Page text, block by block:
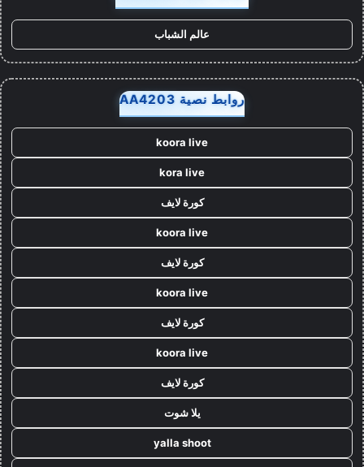
عالم الشباب
روابط نصية AA4203
koora live
kora live
كورة لايف
koora live
كورة لايف
koora live
كورة لايف
koora live
كورة لايف
يلا شوت
yalla shoot